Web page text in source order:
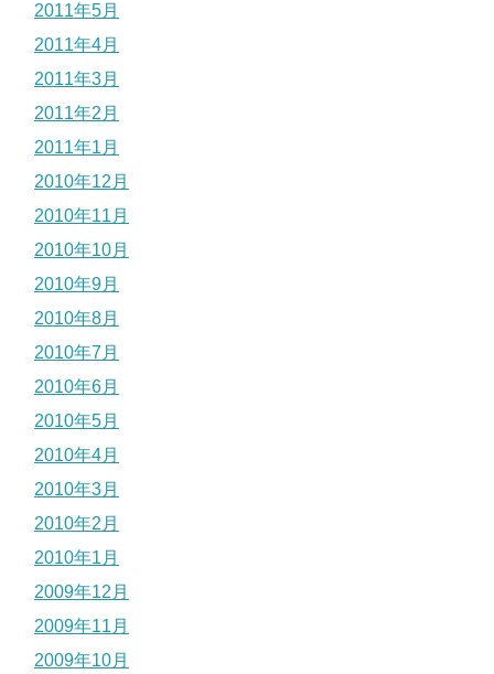
2011年5月
2011年4月
2011年3月
2011年2月
2011年1月
2010年12月
2010年11月
2010年10月
2010年9月
2010年8月
2010年7月
2010年6月
2010年5月
2010年4月
2010年3月
2010年2月
2010年1月
2009年12月
2009年11月
2009年10月